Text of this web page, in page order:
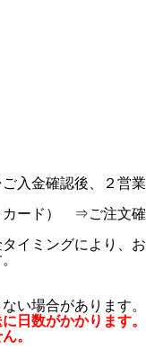
入金確認後、２営業
カード） ⇒ご注文確
イミングにより、お
い場合があります。
日数がかかります。
。